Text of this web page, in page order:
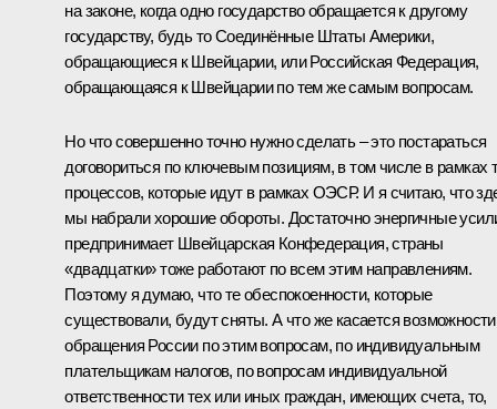
на законе, когда одно государство обращается к другому
государству, будь то Соединённые Штаты Америки,
обращающиеся к Швейцарии, или Российская Федерация,
обращающаяся к Швейцарии по тем же самым вопросам.
Но что совершенно точно нужно сделать – это постараться
договориться по ключевым позициям, в том числе в рамках
процессов, которые идут в рамках ОЭСР. И я считаю, что
мы набрали хорошие обороты. Достаточно энергичные
предпринимает Швейцарская Конфедерация, страны
«двадцатки» тоже работают по всем этим направлениям.
Поэтому я думаю, что те обеспокоенности, которые
существовали, будут сняты. А что же касается возможности
обращения России по этим вопросам, по индивидуальным
плательщикам налогов, по вопросам индивидуальной
ответственности тех или иных граждан, имеющих счета, то,